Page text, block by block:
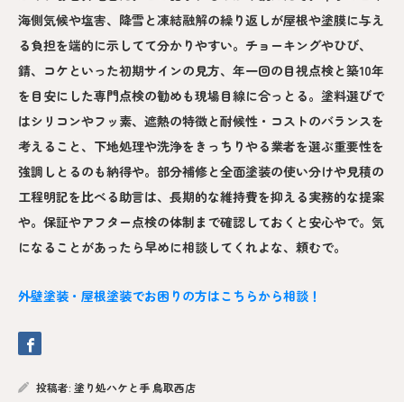
海側気候や塩害、降雪と凍結融解の繰り返しが屋根や塗膜に与え
る負担を端的に示してて分かりやすい。チョーキングやひび、
錆、コケといった初期サインの見方、年一回の目視点検と築10年
を目安にした専門点検の勧めも現場目線に合っとる。塗料選びで
はシリコンやフッ素、遮熱の特徴と耐候性・コストのバランスを
考えること、下地処理や洗浄をきっちりやる業者を選ぶ重要性を
強調しとるのも納得や。部分補修と全面塗装の使い分けや見積の
工程明記を比べる助言は、長期的な維持費を抑える実務的な提案
や。保証やアフター点検の体制まで確認しておくと安心やで。気
になることがあったら早めに相談してくれよな、頼むで。
外壁塗装・屋根塗装でお困りの方はこちらから相談！
投稿者: 塗り処ハケと手 鳥取西店